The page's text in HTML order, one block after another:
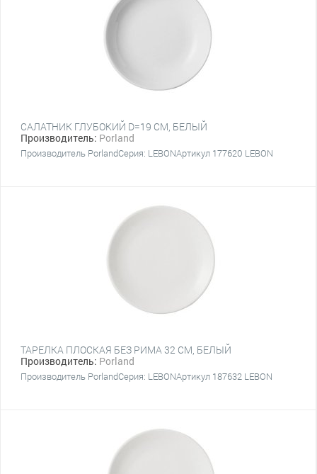
САЛАТНИК ГЛУБОКИЙ D=19 CM, БЕЛЫЙ
Производитель: Porland
Производитель PorlandСерия: LEBONАртикул 177620 LEBON
ТАРЕЛКА ПЛОСКАЯ БЕЗ РИМА 32 CM, БЕЛЫЙ
Производитель: Porland
Производитель PorlandСерия: LEBONАртикул 187632 LEBON